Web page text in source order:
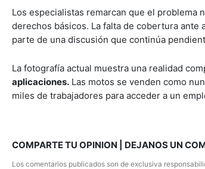
Los especialistas remarcan que el problema
derechos básicos. La falta de cobertura
parte de una discusión que continúa
La fotografía actual muestra una realidad
aplicaciones. Las motos se venden como
miles de trabajadores para acceder a un
COMPARTE TU OPINION | DEJANOS UN
Los comentarios publicados son de exclusiva